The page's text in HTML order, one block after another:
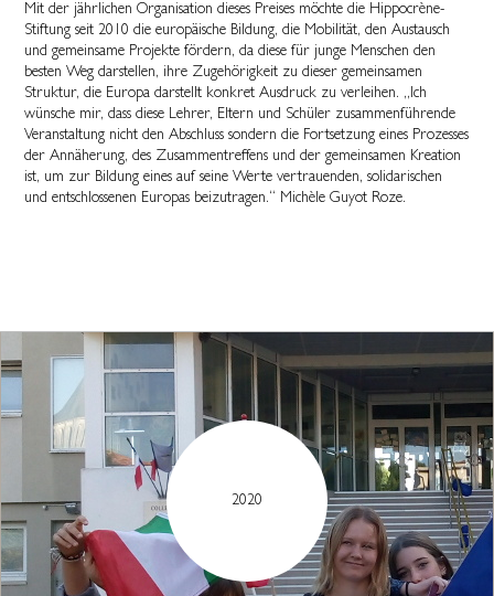
Mit der jährlichen Organisation dieses Preises möchte die Hippocrène-
Stiftung seit 2010 die europäische Bildung, die Mobilität, den Austausch
und gemeinsame Projekte fördern, da diese für junge Menschen den
besten Weg darstellen, ihre Zugehörigkeit zu dieser gemeinsamen
Struktur, die Europa darstellt konkret Ausdruck zu verleihen. „Ich
wünsche mir, dass diese Lehrer, Eltern und Schüler zusammenführende
Veranstaltung nicht den Abschluss sondern die Fortsetzung eines Prozesses
der Annäherung, des Zusammentreffens und der gemeinsamen Kreation
ist, um zur Bildung eines auf seine Werte vertrauenden, solidarischen
und entschlossenen Europas beizutragen.“ Michèle Guyot Roze.
2020